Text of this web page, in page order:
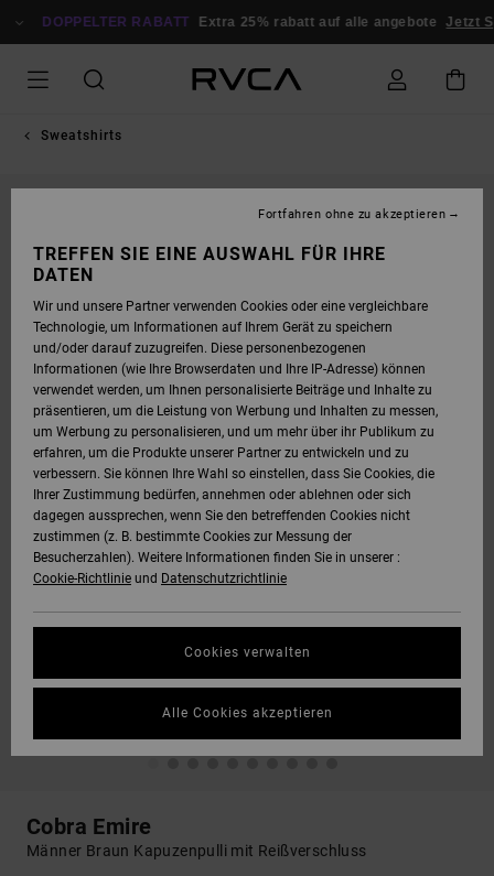
ZUR
DOPPELTER RABATT Extra 25% rabatt auf alle angebote Jetzt
Sweatshirts
Cobra Emire
Männer Braun Kapuzenpulli mit Reißverschluss
TREFFEN SIE EINE AUSWAHL FÜR IHRE
DATEN
Wir und unsere Partner verwenden Cookies oder eine vergleichbare
Technologie, um Informationen auf Ihrem Gerät zu speichern
und/oder darauf zuzugreifen. Diese personenbezogenen
Informationen (wie Ihre Browserdaten und Ihre IP-Adresse) können
verwendet werden, um Ihnen personalisierte Beiträge und Inhalte zu
präsentieren, um die Leistung von Werbung und Inhalten zu messen,
um Werbung zu personalisieren, und um mehr über ihr Publikum zu
erfahren, um die Produkte unserer Partner zu entwickeln und zu
verbessern. Sie können Ihre Wahl so einstellen, dass Sie Cookies, die
Ihrer Zustimmung bedürfen, annehmen oder ablehnen oder sich
dagegen aussprechen, wenn Sie den betreffenden Cookies nicht
zustimmen (z. B. bestimmte Cookies zur Messung der
Besucherzahlen). Weitere Informationen finden Sie in unserer :
Cookie-Richtlinie und Datenschutzrichtlinie
Cookies verwalten
Fortfahren ohne zu akzeptieren
Alle Cookies akzeptieren